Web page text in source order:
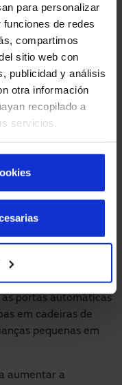
para personalizar
de redes
compartimos
sitio web con
publicidad y análisis
otra información
recopilado a
servicios.
possa haver, por
aumentam
de lazer
a segurança
em caso de
antipânico, em caso
manualmente
para permitir uma
corta-fogo
para setorizar e
portas automáticas
em cadeiras de
pequenas em
aumentar a